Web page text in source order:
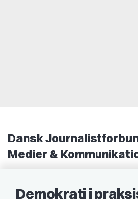
Dansk
Medier &
Demokrati i